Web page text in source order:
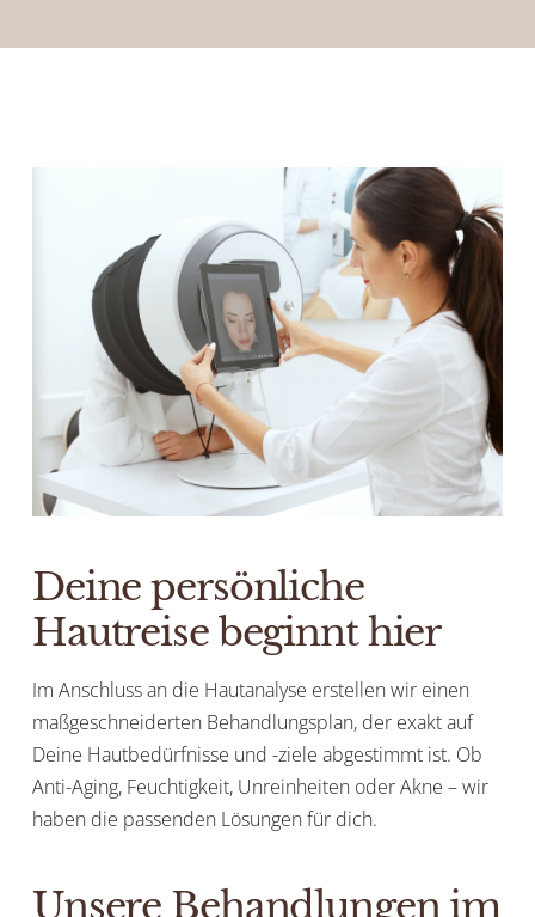
Deine persönliche
Hautreise beginnt hier
Im Anschluss an die Hautanalyse erstellen wir einen
maßgeschneiderten Behandlungsplan, der exakt auf
Deine Hautbedürfnisse und -ziele abgestimmt ist. Ob
Anti-Aging, Feuchtigkeit, Unreinheiten oder Akne – wir
haben die passenden Lösungen für dich.
Unsere Behandlungen im